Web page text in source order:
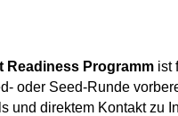
Readiness Programm ist
oder Seed-Runde
und direktem Kontakt zu